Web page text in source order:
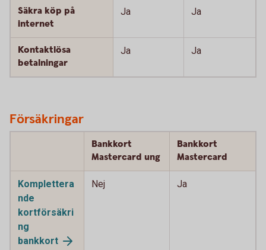
Säkra köp på
internet
Ja Ja
Kontaktlösa
betalningar
Ja Ja
Försäkringar
Bankkort
Mastercard ung
Bankkort
Mastercard
Komplettera
nde
kortförsäkri
ng
bankkort
Nej Ja